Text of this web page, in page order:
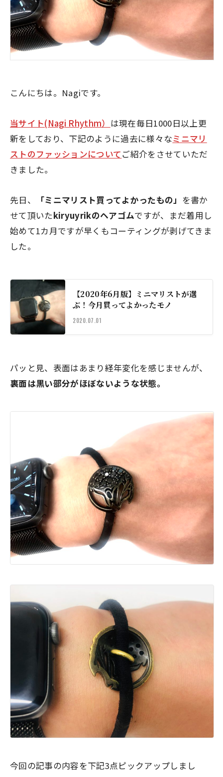
こんにちは。Nagiです。
当サイト(Nagi Rhythm） は現在毎日1000日以上更
新をしており、下記のように過去に様々なミニマリ
ストのファッションについてご紹介をさせていただ
きました。
先日、 「ミニマリスト買ってよかったもの」 を書か
せて頂いたkiryuyrikのヘアゴムですが、まだ着用し
始めて1カ月ですが早くもコーティングが剥げてきま
した。
【2020年6月版】ミニマリストが選
ぶ！今月買ってよかったモノ
2020.07.01
パッと見、表面はあまり経年変化を感じませんが、
裏面は黒い部分がほぼないような状態。
今回の記事の内容を下記3点ピックアップしまし